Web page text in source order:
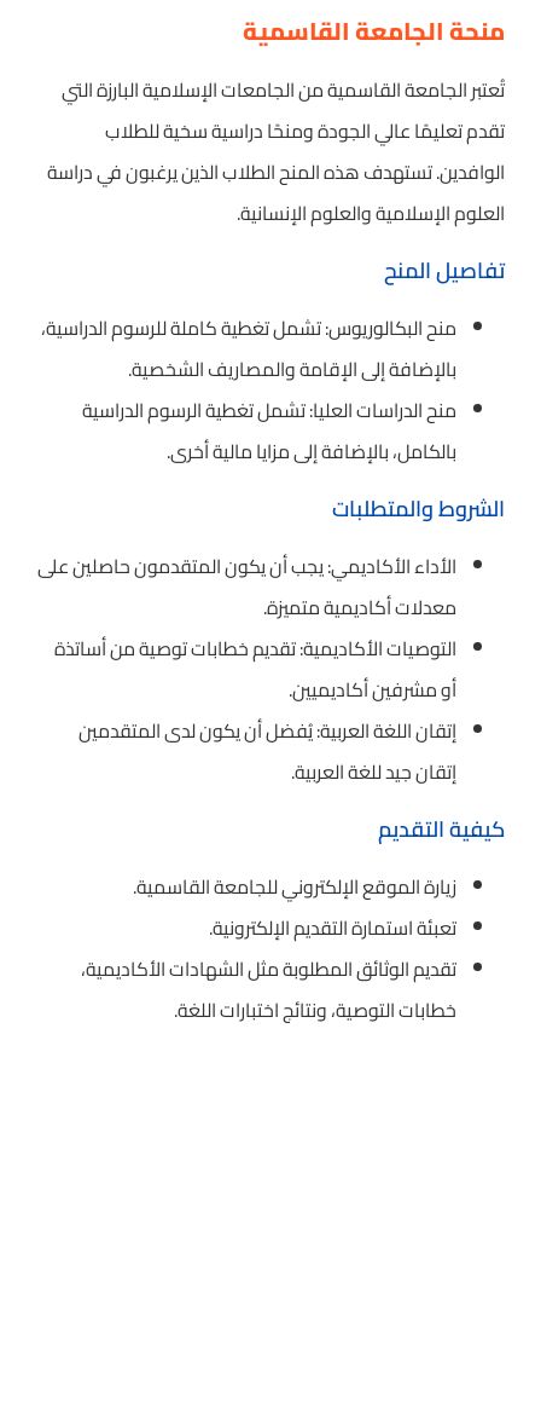
منحة الجامعة القاسمية
تُعتبر الجامعة القاسمية من الجامعات الإسلامية البارزة التي
تقدم تعليمًا عالي الجودة ومنحًا دراسية سخية للطلاب
الوافدين. تستهدف هذه المنح الطلاب الذين يرغبون في دراسة
العلوم الإسلامية والعلوم الإنسانية.
تفاصيل المنح
منح البكالوريوس: تشمل تغطية كاملة للرسوم الدراسية،
بالإضافة إلى الإقامة والمصاريف الشخصية.
منح الدراسات العليا: تشمل تغطية الرسوم الدراسية
بالكامل، بالإضافة إلى مزايا مالية أخرى.
الشروط والمتطلبات
الأداء الأكاديمي: يجب أن يكون المتقدمون حاصلين على
معدلات أكاديمية متميزة.
التوصيات الأكاديمية: تقديم خطابات توصية من أساتذة
أو مشرفين أكاديميين.
إتقان اللغة العربية: يُفضل أن يكون لدى المتقدمين
إتقان جيد للغة العربية.
كيفية التقديم
زيارة الموقع الإلكتروني للجامعة القاسمية.
تعبئة استمارة التقديم الإلكترونية.
تقديم الوثائق المطلوبة مثل الشهادات الأكاديمية،
خطابات التوصية، ونتائج اختبارات اللغة.